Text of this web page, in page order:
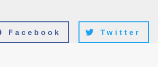
Facebook Twitter